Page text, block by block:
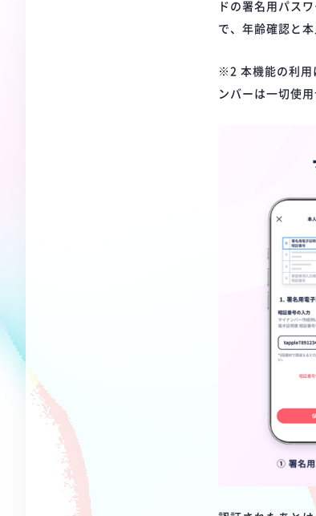
ドの署名用パス
で、年齢確認と
※2 本機能の利用
ンバーは一切使